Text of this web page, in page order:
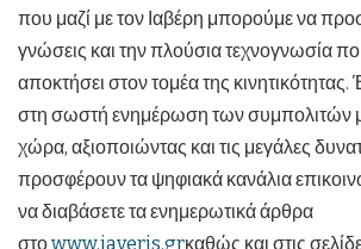
που μαζί με τον Ιαβέρη μπορούμε να
γνώσεις και την πλούσια τεχνογνωσία
αποκτήσει στον τομέα της
στη σωστή ενημέρωση των συμπολιτών
χώρα, αξιοποιώντας και τις μεγάλες
προσφέρουν τα ψηφιακά κανάλια
να διαβάσετε τα ενημερωτικά άρθρα
στοwww.iaveris.grκαθώς και στις